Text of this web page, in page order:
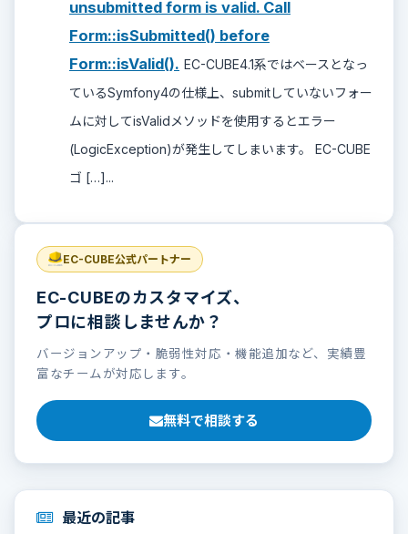
unsubmitted form is valid. Call
Form::isSubmitted() before
Form::isValid(). EC-CUBE4.1系ではベースとなっ
ているSymfony4の仕様上、submitしていないフォー
ムに対してisValidメソッドを使用するとエラー
(LogicException)が発生してしまいます。 EC-CUBE
ゴ […]...
EC-CUBE公式パートナー
EC-CUBEのカスタマイズ、
プロに相談しませんか？
バージョンアップ・脆弱性対応・機能追加など、実績豊
富なチームが対応します。
無料で相談する
最近の記事